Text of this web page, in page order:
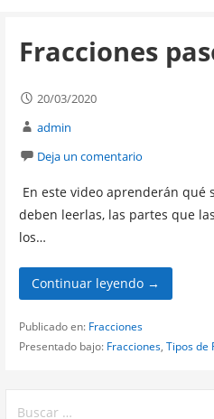
Fracciones
20/03/2020
admin
Deja un comentario
En este video aprenderán qué
deben leerlas, las partes que
los…
Continuar leyendo →
Publicado en: Fracciones
Presentado bajo: Fracciones, Tipos de